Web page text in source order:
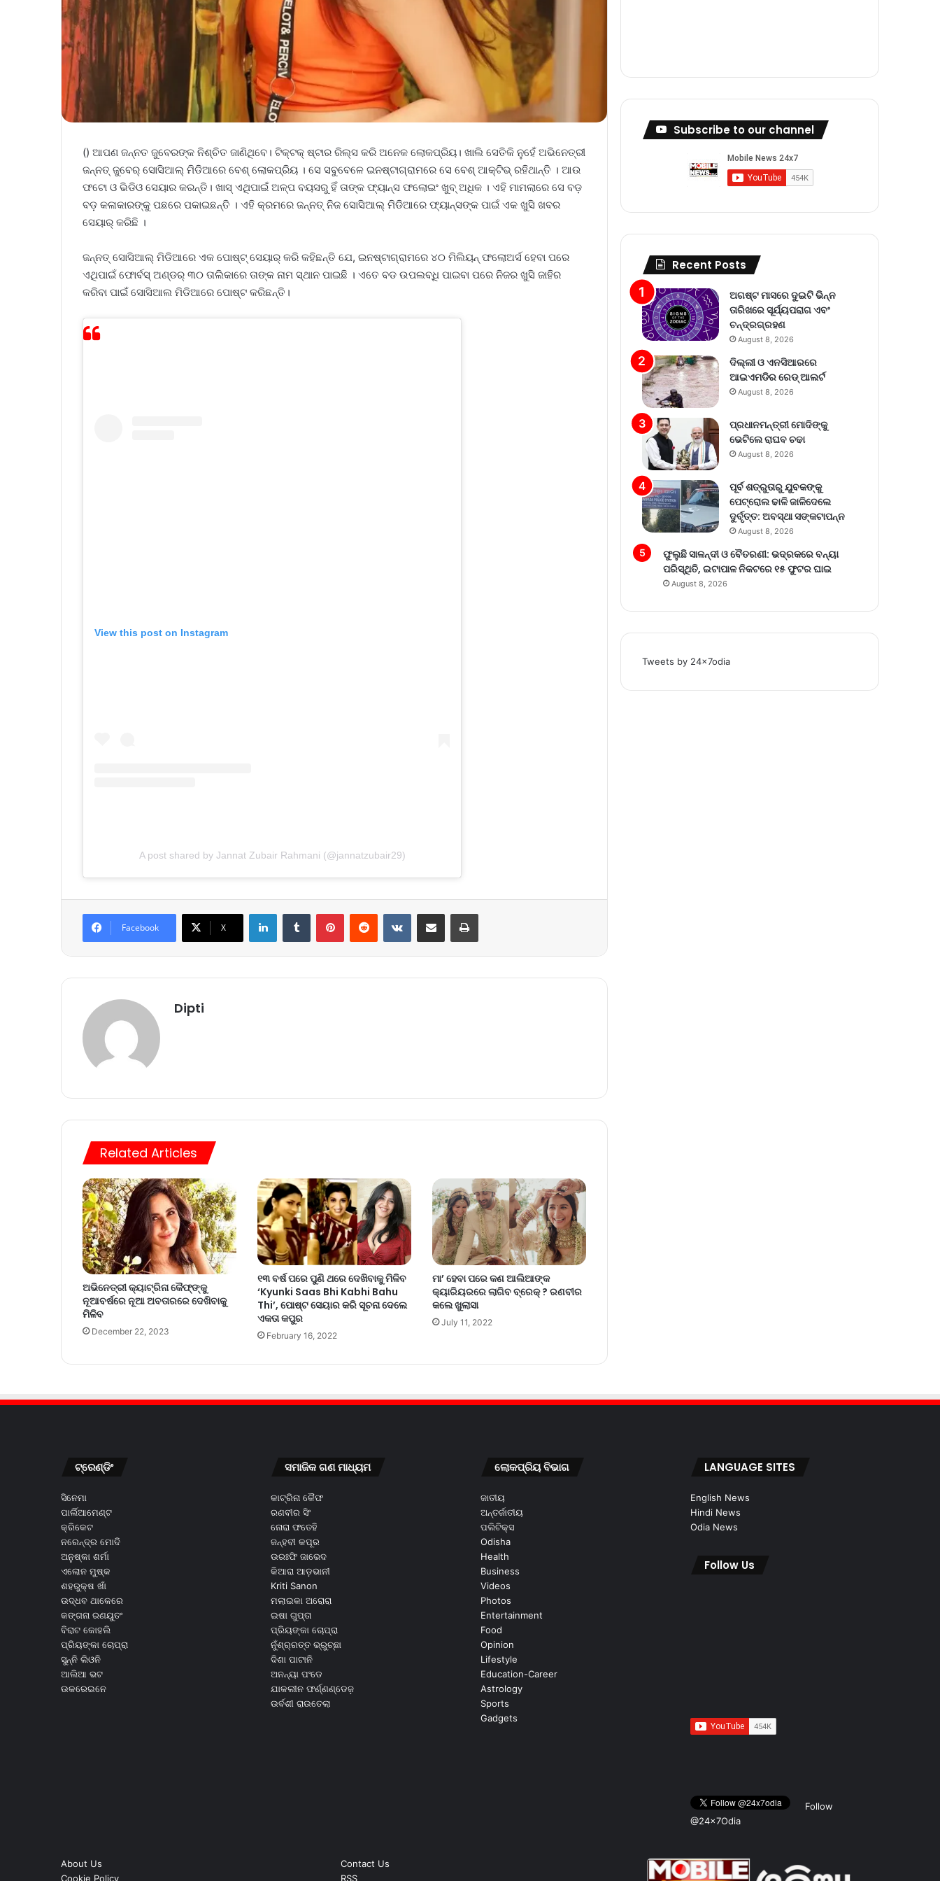
() ଆପଣ ଜନ୍ନତ ଜୁବେରଙ୍କ ନିଶ୍ଚିତ ଜାଣିଥିବେ। ଟିକ୍‌ଟକ୍‌ ଷ୍ଟାର ରିଲ୍ସ କରି ଅନେକ ଲୋକପ୍ରିୟ। ଖାଲି ସେତିକି ନୁହେଁ ଅଭିନେତ୍ରୀ
ଜନ୍ନତ୍ ଜୁବେର୍ ସୋସିଆଲ୍ ମିଡିଆରେ ବେଶ୍‌ ଲୋକପ୍ରିୟ । ସେ ସବୁବେଳେ ଇନଷ୍ଟାଗ୍ରାମରେ ସେ ବେଶ୍ ଆକ୍ଟିଭ୍ ରହିଥାନ୍ତି । ଆଉ
ଫଟୋ ଓ ଭିଡିଓ ସେୟାର କରନ୍ତି। ଖାସ୍‌ ଏଥିପାଇଁ ଅଳ୍ପ ବୟସରୁ ହିଁ ତାଙ୍କ ଫ୍ୟାନ୍ସ ଫଲୋଇଂ ଖୁବ୍ ଅଧିକ । ଏହି ମାମଲାରେ ସେ ବଡ଼
ବଡ଼ କଳାକାରଙ୍କୁ ପଛରେ ପକାଇଛନ୍ତି । ଏହି କ୍ରମରେ ଜନ୍ନତ୍ ନିଜ ସୋସିଆଲ୍ ମିଡିଆରେ ଫ୍ୟାନ୍ସଙ୍କ ପାଇଁ ଏକ ଖୁସି ଖବର
ସେୟାର୍ କରିଛି ।
ଜନ୍ନତ୍ ସୋସିଆଲ୍ ମିଡିଆରେ ଏକ ପୋଷ୍ଟ୍ ସେୟାର୍ କରି କହିଛନ୍ତି ଯେ, ଇନଷ୍ଟାଗ୍ରାମରେ ୪୦ ମିଲିୟନ୍ ଫଲୋଅର୍ସ ହେବା ପରେ
ଏଥିପାଇଁ ଫୋର୍ବସ୍ ଅଣ୍ଡର୍ ୩୦ ତାଲିକାରେ ତାଙ୍କ ନାମ ସ୍ଥାନ ପାଇଛି । ଏତେ ବଡ ଉପଲବ୍ଧି ପାଇବା ପରେ ନିଜର ଖୁସି ଜାହିର
କରିବା ପାଇଁ ସୋସିଆଲ ମିଡିଆରେ ପୋଷ୍ଟ କରିଛନ୍ତି।
View this post on Instagram
A post shared by Jannat Zubair Rahmani (@jannatzubair29)
Facebook X
Dipti
Related Articles
ଅଭିନେତ୍ରୀ କ୍ୟାଟ୍ରିନା କୈଫ୍‌ଙ୍କୁ
ନୂଆବର୍ଷରେ ନୂଆ ଅବତାରରେ ଦେଖିବାକୁ
ମିଳିବ
December 22, 2023
୧୩ ବର୍ଷ ପରେ ପୁଣି ଥରେ ଦେଖିବାକୁ ମିଳିବ
‘Kyunki Saas Bhi Kabhi Bahu
Thi’, ପୋଷ୍ଟ ସେୟାର କରି ସୂଚନା ଦେଲେ
ଏକତା କପୁର
February 16, 2022
ମା’ ହେବା ପରେ କଣ ଆଲିଆଙ୍କ
କ୍ୟାରିୟରରେ ଲାଗିବ ବ୍ରେକ୍‌ ? ରଣବୀର
କଲେ ଖୁଲାସା
July 11, 2022
Subscribe to our channel
Recent Posts
ଅଗଷ୍ଟ ମାସରେ ଦୁଇଟି ଭିନ୍ନ
ତାରିଖରେ ସୂର୍ଯ୍ୟପରାଗ ଏବଂ
ଚନ୍ଦ୍ରଗ୍ରହଣ
August 8, 2026
ଦିଲ୍ଲୀ ଓ ଏନସିଆରରେ
ଆଇଏମଡିର ରେଡ୍‌ ଆଲର୍ଟ
August 8, 2026
ପ୍ରଧାନମନ୍ତ୍ରୀ ମୋଦିଙ୍କୁ
ଭେଟିଲେ ରାଘବ ଚଢା
August 8, 2026
ପୂର୍ବ ଶତ୍ରୁତାରୁ ଯୁବକଙ୍କୁ
ପେଟ୍ରୋଲ ଢାଳି ଜାଳିଦେଲେ
ଦୁର୍ବୃତ୍ତ: ଅବସ୍ଥା ସଙ୍କଟାପନ୍ନ
August 8, 2026
ଫୁଲୁଛି ସାଳନ୍ଦୀ ଓ ବୈତରଣୀ: ଭଦ୍ରକରେ ବନ୍ୟା
ପରିସ୍ଥିତି, ଇଟାପାଳ ନିକଟରେ ୧୫ ଫୁଟର ଘାଇ
August 8, 2026
Tweets by 24x7odia
ଟ୍ରେଣ୍ଡିଂ
ସିନେମା
ପାର୍ଲିଆମେଣ୍ଟ
କ୍ରିକେଟ
ନରେନ୍ଦ୍ର ମୋଦି
ଅନୁଷ୍କା ଶର୍ମା
ଏଲୋନ ମୁଷ୍କ
ଶହରୁକ୍ଷ ଖାଁ
ଉଦ୍ଧବ ଥାକେରେ
କଙ୍ଗନା ରଣୟୁତଂ
ବିରାଟ କୋହଲି
ପ୍ରିୟଙ୍କା ଚୋପ୍ରା
ସୁନ୍ନି ଲିଓନି
ଆଲିଆ ଭଟ
ଉକରେଇନେ
ସମାଜିକ ଗଣ ମାଧ୍ୟମ
କାଟ୍ରିନା କୈଫ
ରଣବୀର ସିଂ
ନୋରା ଫତେହି
ଜନ୍ହବୀ କପୂର
ଉରଃଫି ଜାଭେଦ
କିଆରା ଆଡ଼ଭାନୀ
Kriti Sanon
ମଲାଇକା ଅରୋରା
ଇଷା ଗୁପ୍ତା
ପ୍ରିୟଙ୍କା ଚୋପ୍ରା
ନୁଁଶ୍ର୍ରତ୍ତ ଭ୍ରୁଚ୍ଛା
ଦିଶା ପାଟାନି
ଅନନ୍ୟା ପଂଡେ
ଯାକଲୀନ ଫର୍ଣ୍ଣଣ୍ଡେଜ଼
ଉର୍ବଶୀ ରାଉତେଲା
ଲୋକପ୍ରିୟ ବିଭାଗ
ଜାତୀୟ
ଅନ୍ତର୍ଜାତୀୟ
ପଲିଟିକ୍ସ
Odisha
Health
Business
Videos
Photos
Entertainment
Food
Opinion
Lifestyle
Education-Career
Astrology
Sports
Gadgets
LANGUAGE SITES
English News
Hindi News
Odia News
Follow Us
Follow
@24x7Odia
About Us
Cookie Policy
Contact Us
RSS